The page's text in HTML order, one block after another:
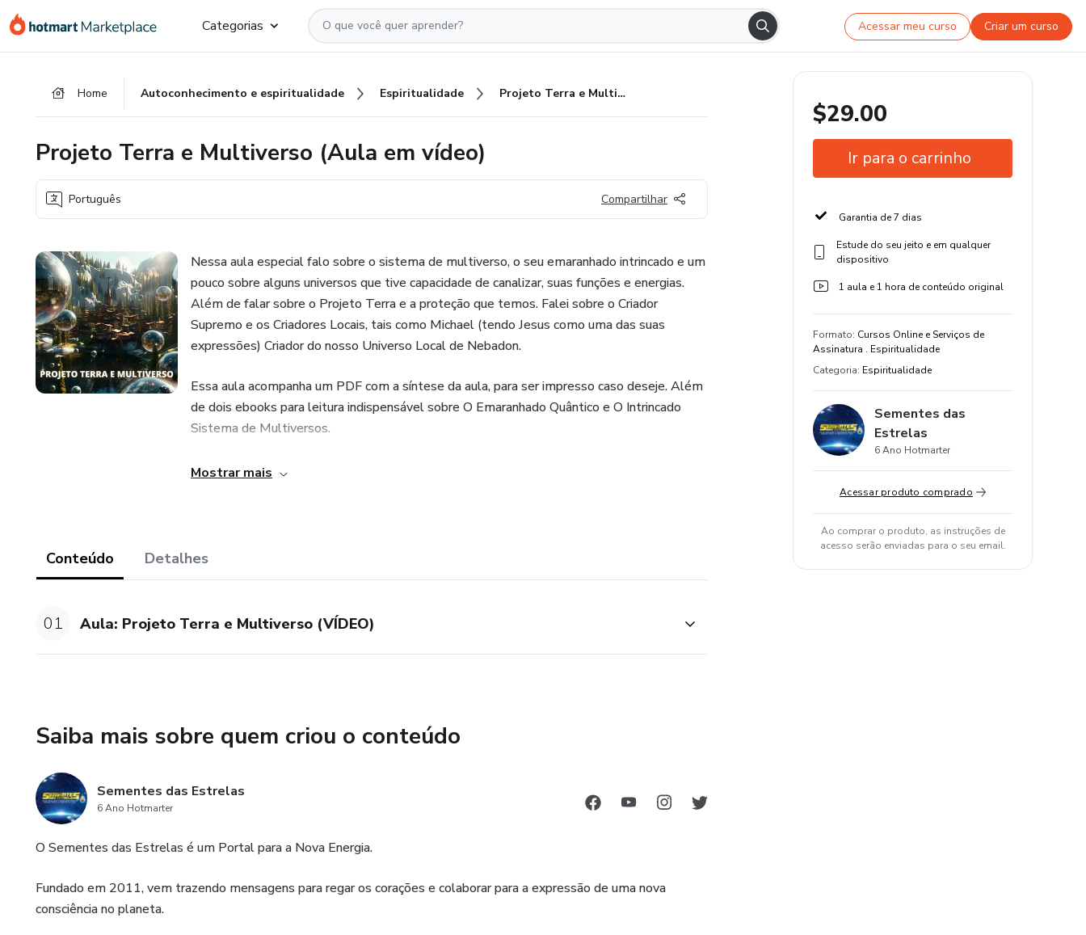
para
para
para
Categorias Acessar meu curso Criar um curso
Home Autoconhecimento e espiritualidade Espiritualidade Projeto Terra e Multiverso (Aula em vídeo)
Projeto Terra e Multiverso (Aula em vídeo)
Português Compartilhar
Nessa aula especial falo sobre o sistema de multiverso, o seu emaranhado intrincado e um
pouco sobre alguns universos que tive capacidade de canalizar, suas funções e energias.
Além de falar sobre o Projeto Terra e a proteção que temos. Falei sobre o Criador
Supremo e os Criadores Locais, tais como Michael (tendo Jesus como uma das suas
expressões) Criador do nosso Universo Local de Nebadon.
Essa aula acompanha um PDF com a síntese da aula, para ser impresso caso deseje. Além
de dois ebooks para leitura indispensável sobre O Emaranhado Quântico e O Intrincado
Sistema de Multiversos.
Ótima Aula!
Mostrar mais
Conteúdo Detalhes
01 Aula: Projeto Terra e Multiverso (VÍDEO)
Saiba mais sobre quem criou o conteúdo
Sementes das Estrelas
6 Ano Hotmarter
O Sementes das Estrelas é um Portal para a Nova Energia.
Fundado em 2011, vem trazendo mensagens para regar os corações e colaborar para a expressão de uma nova
consciência no planeta.
$29.00
Ir para o carrinho
Garantia de 7 dias
Estude do seu jeito e em qualquer
dispositivo
1 aula e 1 hora de conteúdo original
Formato: Cursos Online e Serviços de
Assinatura . Espiritualidade
Categoria: Espiritualidade
Sementes das
Estrelas
6 Ano Hotmarter
Acessar produto comprado
Ao comprar o produto, as instruções de
acesso serão enviadas para o seu email.